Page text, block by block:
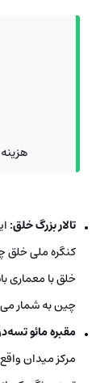
تالار بزرگ خلق:
کنگره ملی خلق
خلق با معماری
چین به شمار
مقبره مائو
مرکز میدان